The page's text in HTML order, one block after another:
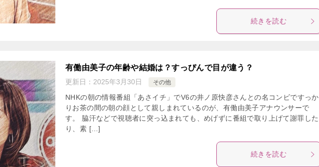
続きを読む
有働由美子の年齢や結婚は？すっぴんで目が違う？
更新日： 2025年3月30日 その他
NHKの朝の情報番組「あさイチ」でV6の井ノ原快彦さんとの名コンビですっか
りお茶の間の朝の顔として親しまれているのが、有働由美子アナウンサーで
す。 脇汗などで視聴者に突っ込まれても、めげずに番組で取り上げて謝罪した
り、素 […]
続きを読む